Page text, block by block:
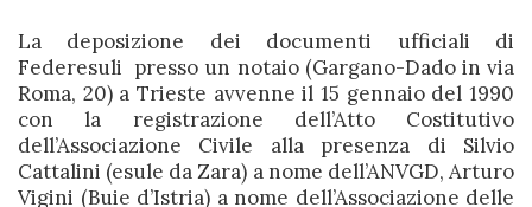
La deposizione dei documenti ufficiali di
Federesuli presso un notaio (Gargano-Dado in via
Roma, 20) a Trieste avvenne il 15 gennaio del 1990
con la registrazione dell’Atto Costitutivo
dell’Associazione Civile alla presenza di Silvio
Cattalini (esule da Zara) a nome dell’ANVGD, Arturo
Vigini (Buie d’Istria) a nome dell’Associazione delle